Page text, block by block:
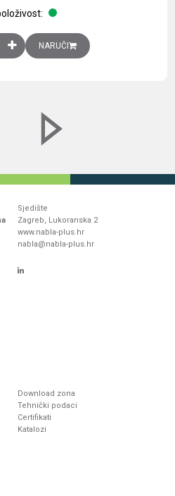
montažna ploča V1000xŠ800mm,
NARUČI
Sjedište
Zagreb, Lukoranska 2
www.nabla-plus.hr
nabla@nabla-plus.hr
Download zona
Tehnički podaci
Certifikati
Katalozi